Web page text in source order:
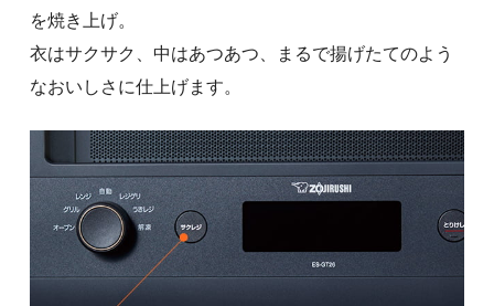
を焼き上げ。
衣はサクサク、中はあつあつ、まるで揚げたてのよう
なおいしさに仕上げます。